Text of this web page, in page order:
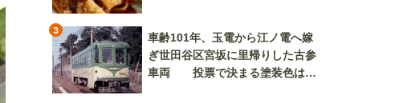
3
車齢101年、玉電から江ノ電へ嫁
ぎ世田谷区宮坂に里帰りした古参
車両 投票で決まる塗装色は、